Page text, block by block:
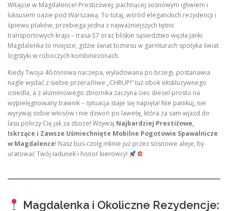
Witajcie w Magdalence! Prestiżowej, pachnącej sosnowym igliwiem i
luksusem oazie pod Warszawą. To tutaj, wśród eleganckich rezydencji i
śpiewu ptaków, przebiega jedna z najważniejszych tętnic
transportowych kraju – trasa S7 oraz bliskie sąsiedztwo węzła Janki.
Magdalenka to miejsce, gdzie świat biznesu w garniturach spotyka świat
logistyki w roboczych kombinezonach.
Kiedy Twoja 40-tonowa naczepa, wyładowana po brzegi, postanawia
nagle wydać z siebie przeraźliwe „CHRUP!” tuż obok ekskluzywnego
osiedla, a z aluminiowego zbiornika zaczyna ciec diesel prosto na
wypielęgnowany trawnik – sytuacja staje się napięta! Nie panikuj, nie
wyrywaj sobie włosów i nie dzwoń po lawetę, która za sam wjazd do
lasu policzy Cię jak za zboże! Wzywaj Najbardziej Prestiżowe,
Iskrzące i Zawsze Uśmiechnięte Mobilne Pogotowie Spawalnicze
w Magdalence! Nasz bus-czołg mknie już przez sosnowe aleje, by
uratować Twój ładunek i honor kierowcy!
Magdalenka i Okoliczne Rezydencje: